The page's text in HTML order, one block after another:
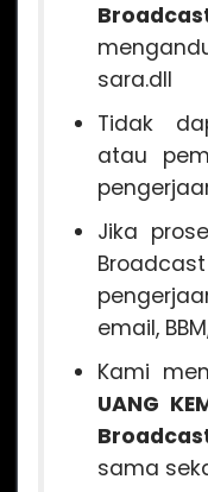
sara.dll
Tidak
atau
Jika
email,
Kami
UANG
sama